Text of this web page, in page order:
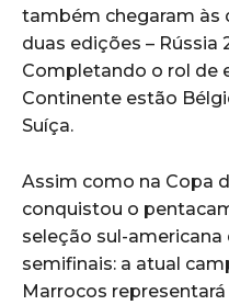
também chegaram às
duas edições – Rússia
Completando o rol de
Continente estão
Suíça.
Assim como na Copa
conquistou o
seleção sul-americana
semifinais: a atual
Marrocos